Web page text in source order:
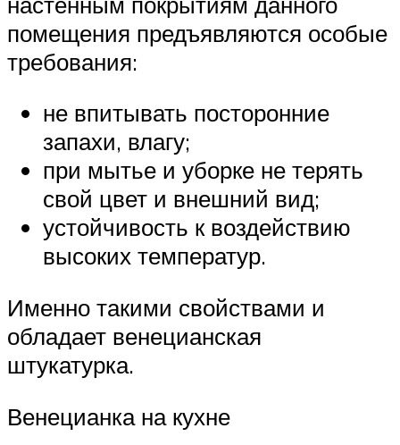
помещения предъявляются особые
требования:
не впитывать посторонние
запахи, влагу;
при мытье и уборке не терять
свой цвет и внешний вид;
устойчивость к воздействию
высоких температур.
Именно такими свойствами и
обладает венецианская
штукатурка.
Венецианка на кухне